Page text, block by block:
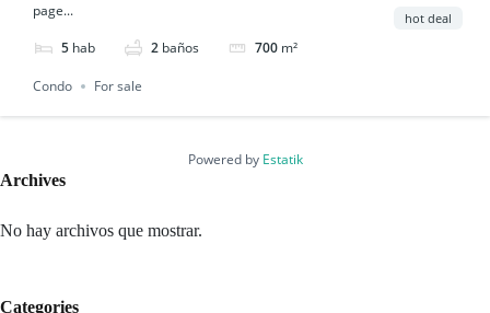
page...
5 hab 2 baños 700 m²
hot deal
Condo For sale
Powered by Estatik
Archives
No hay archivos que mostrar.
Categories